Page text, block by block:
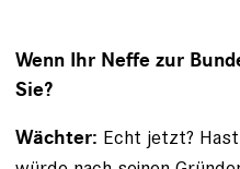
Wenn Ihr Neffe zur
Sie?
Wächter: Echt jetzt?